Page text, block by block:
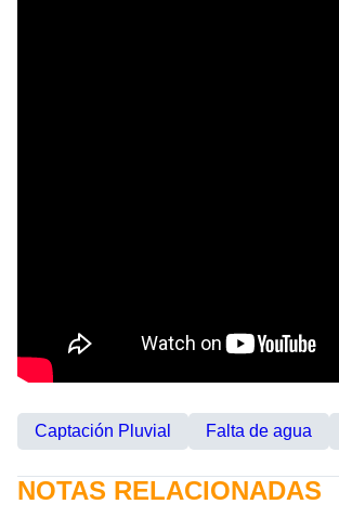
Captación Pluvial Falta de agua
NOTAS RELACIONADAS